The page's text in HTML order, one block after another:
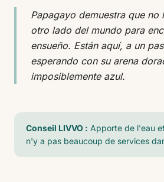
Papagayo demuestra que no
otro lado del mundo para
ensueño. Están aquí, a un
esperando con su arena
imposiblemente azul.
Conseil LIVVO : Apporte de l'eau
n'y a pas beaucoup de services